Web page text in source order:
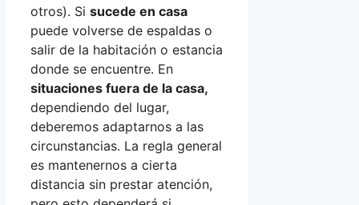
otros). Si sucede en casa
puede volverse de espaldas o
salir de la habitación o estancia
donde se encuentre. En
situaciones fuera de la casa,
dependiendo del lugar,
deberemos adaptarnos a las
circunstancias. La regla general
es mantenernos a cierta
distancia sin prestar atención,